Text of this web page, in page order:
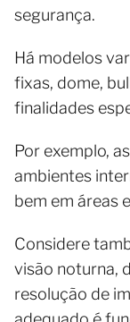
segurança.
Há modelos
fixas, dome,
finalidades
Por exemplo,
ambientes
bem em áreas
Considere
visão noturna,
resolução de